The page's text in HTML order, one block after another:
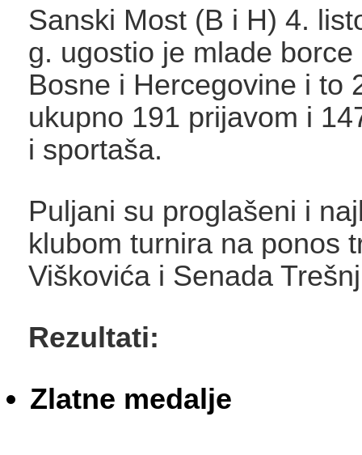
Sanski Most (B i H) 4.
g. ugostio je mlade
Bosne i Hercegovine i to
ukupno 191 prijavom i
i sportaša.
Puljani su proglašeni i
klubom turnira na ponos
Viškovića i Senada
Rezultati:
Zlatne medalje